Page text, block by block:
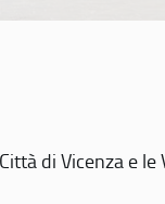
di Vicenza e